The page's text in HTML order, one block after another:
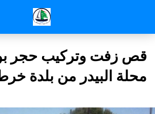
قص زفت وتركيب حجر
محلة البيدر من بلدة